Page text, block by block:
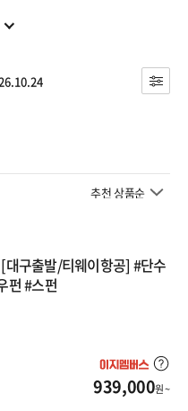
추천 상품순
대구출발/티웨이항공] #단수
펀 #스펀
939,000원 ~